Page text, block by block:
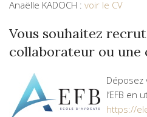
Anaëlle KADOCH : voir le CV
Vous souhaitez
collaborateur ou une
l’EFB en
https://